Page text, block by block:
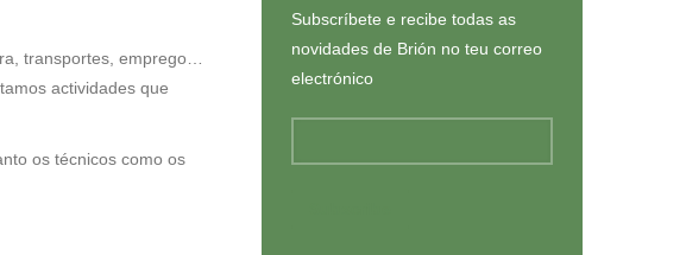
transportes, emprego…
actividades que
os técnicos como os
Subscríbete e recibe todas as
novidades de Brión no teu correo
electrónico